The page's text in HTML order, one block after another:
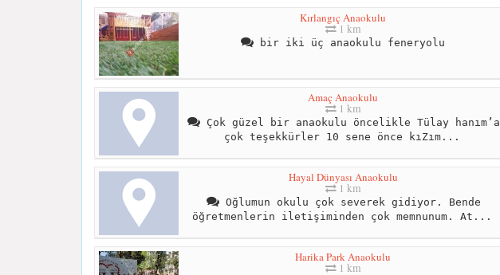
Kırlangıç Anaokulu
1 km
bir iki üç anaokulu feneryolu
Amaç Anaokulu
1 km
Çok güzel bir anaokulu öncelikle Tülay hanım’a
çok teşekkürler 10 sene önce kıZım...
Hayal Dünyası Anaokulu
1 km
Oğlumun okulu çok severek gidiyor. Bende
öğretmenlerin iletişiminden çok memnunum. At...
Harika Park Anaokulu
1 km